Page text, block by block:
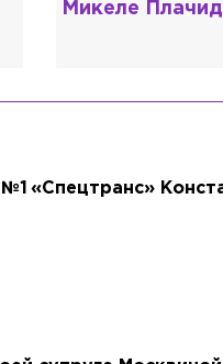
образовании?
«Спецтранс»